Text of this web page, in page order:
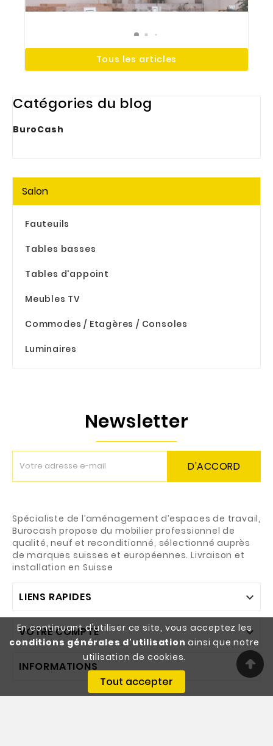
En continuant d'utiliser ce site, vous acceptez les
conditions générales d'utilisation ainsi que notre
utilisation de cookies.
Tout accepter
Tous les articles
Catégories du blog
BuroCash
Salon
Fauteuils
Tables basses
Tables d'appoint
Meubles TV
Commodes / Etagères / Consoles
Luminaires
Newsletter
D'ACCORD
Spécialiste de l’aménagement d’espaces de travail,
Burocash propose du mobilier professionnel de
qualité, neuf et reconditionné, sélectionné auprès
de marques suisses et européennes. Livraison et
installation en Suisse
LIENS RAPIDES 
VOTRE COMPTE 
INFORMATIONS 